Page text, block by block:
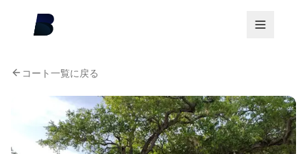
コート一覧に戻る